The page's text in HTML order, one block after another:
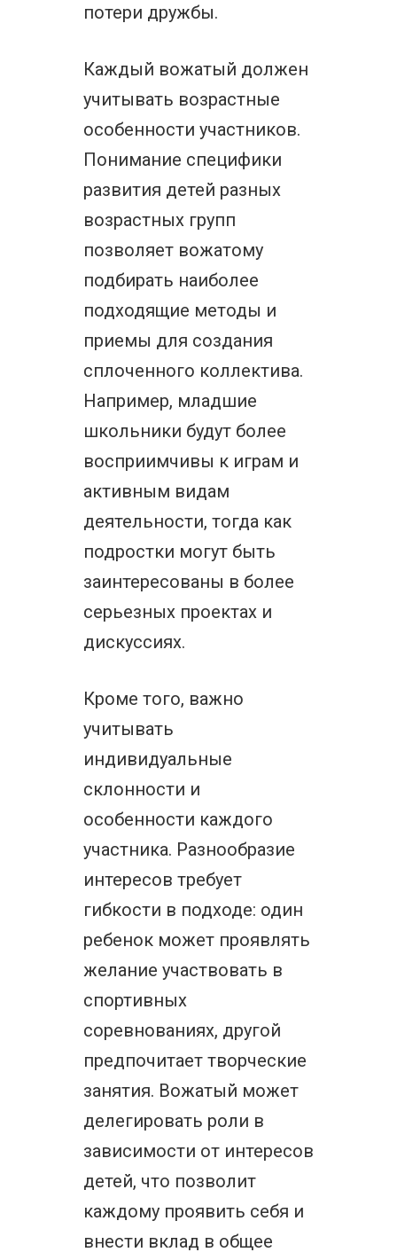
потери дружбы.
Каждый вожатый должен
учитывать возрастные
особенности участников.
Понимание специфики
развития детей разных
возрастных групп
позволяет вожатому
подбирать наиболее
подходящие методы и
приемы для создания
сплоченного коллектива.
Например, младшие
школьники будут более
восприимчивы к играм и
активным видам
деятельности, тогда как
подростки могут быть
заинтересованы в более
серьезных проектах и
дискуссиях.
Кроме того, важно
учитывать
индивидуальные
склонности и
особенности каждого
участника. Разнообразие
интересов требует
гибкости в подходе: один
ребенок может проявлять
желание участвовать в
спортивных
соревнованиях, другой
предпочитает творческие
занятия. Вожатый может
делегировать роли в
зависимости от интересов
детей, что позволит
каждому проявить себя и
внести вклад в общее